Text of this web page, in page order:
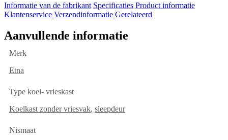
Informatie van de fabrikant Specificaties Product informatie
Klantenservice Verzendinformatie Gerelateerd
Aanvullende informatie
Merk
Etna
Type koel- vrieskast
Koelkast zonder vriesvak, sleepdeur
Nismaat